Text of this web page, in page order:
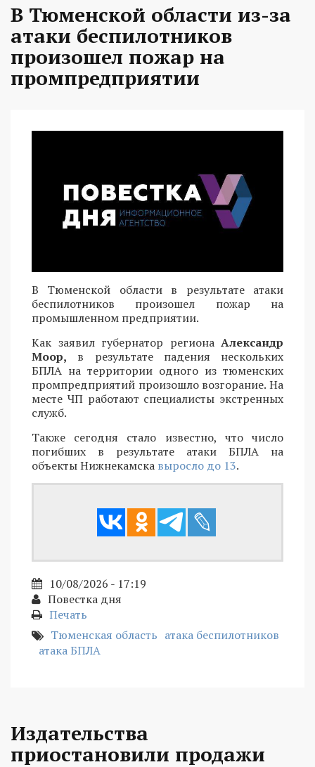
В Тюменской области из-за
атаки беспилотников
произошел пожар на
промпредприятии
В Тюменской области в результате атаки
беспилотников произошел пожар на
промышленном предприятии.
Как заявил губернатор региона Александр
Моор, в результате падения нескольких
БПЛА на территории одного из тюменских
промпредприятий произошло возгорание. На
месте ЧП работают специалисты экстренных
служб.
Также сегодня стало известно, что число
погибших в результате атаки БПЛА на
объекты Нижнекамска выросло до 13.
10/08/2026 - 17:19
Повестка дня
Печать
Тюменская область атака беспилотников
атака БПЛА
Издательства
приостановили продажи